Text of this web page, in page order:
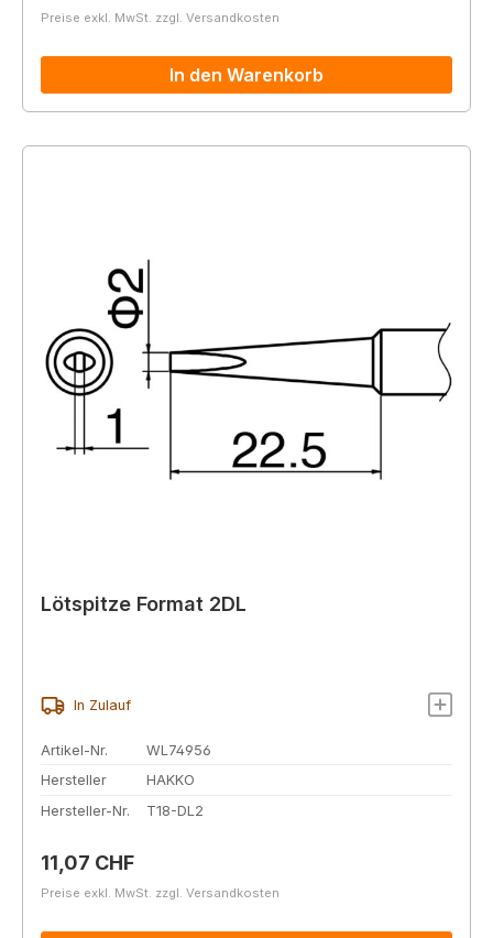
Preise exkl. MwSt. zzgl. Versandkosten
In den Warenkorb
Lötspitze Format 2DL
In Zulauf
Artikel-Nr.
WL74956
Hersteller
HAKKO
Hersteller-Nr.
T18-DL2
Regulärer Preis:
11,07 CHF
Preise exkl. MwSt. zzgl. Versandkosten